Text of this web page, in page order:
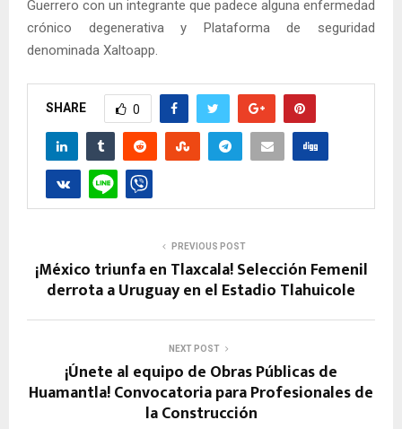
Guerrero con un integrante que padece alguna enfermedad
crónico degenerativa y Plataforma de seguridad
denominada Xaltoapp.
SHARE 0
PREVIOUS POST
¡México triunfa en Tlaxcala! Selección Femenil
derrota a Uruguay en el Estadio Tlahuicole
NEXT POST
¡Únete al equipo de Obras Públicas de
Huamantla! Convocatoria para Profesionales de
la Construcción